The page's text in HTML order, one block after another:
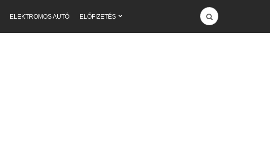
ELEKTROMOS AUTÓ ELŐFIZETÉS